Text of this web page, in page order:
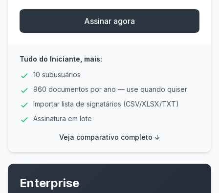
Assinar agora
Tudo do Iniciante, mais:
10 subusuários
960 documentos por ano — use quando quiser
Importar lista de signatários (CSV/XLSX/TXT)
Assinatura em lote
Veja comparativo completo ↓
Enterprise